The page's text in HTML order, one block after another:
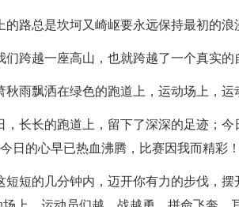
的路总是坎坷又崎岖要永远保持最初的浪
们跨越一座高山，也就跨越了一个真实的
秋雨飘洒在绿色的跑道上，运动场上，运
，长长的跑道上，留下了深深的足迹；
日的心早已热血沸腾，比赛因我而精彩
短短的几分钟内，迈开你有力的步伐，